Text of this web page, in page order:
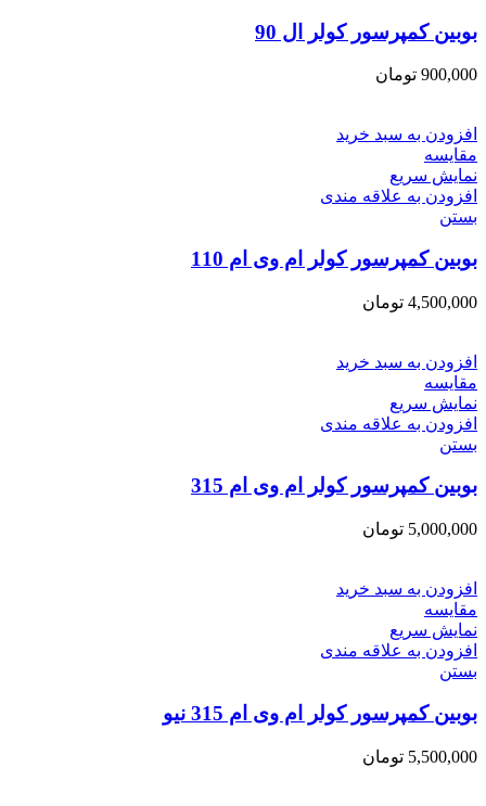
بوبین کمپرسور کولر ال 90
900,000 تومان
افزودن به سبد خرید
مقایسه
نمایش سریع
افزودن به علاقه مندی
بستن
بوبین کمپرسور کولر ام وی ام 110
4,500,000 تومان
افزودن به سبد خرید
مقایسه
نمایش سریع
افزودن به علاقه مندی
بستن
بوبین کمپرسور کولر ام وی ام 315
5,000,000 تومان
افزودن به سبد خرید
مقایسه
نمایش سریع
افزودن به علاقه مندی
بستن
بوبین کمپرسور کولر ام وی ام 315 نیو
5,500,000 تومان